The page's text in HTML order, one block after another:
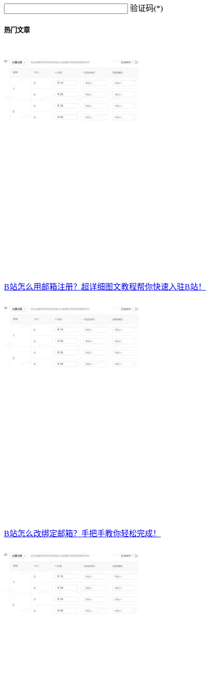
验证码(*)
热门文章
B站怎么用邮箱注册？超详细图文教程帮你快速入驻B站！
B站怎么改绑定邮箱？手把手教你轻松完成！